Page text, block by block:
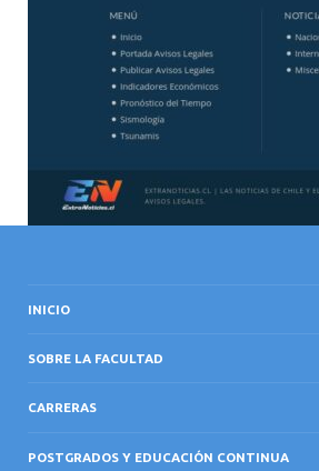
INICIO
SOBRE LA FACULTAD
CARRERAS
POSTGRADOS Y EDUCACIÓN CONTINUA